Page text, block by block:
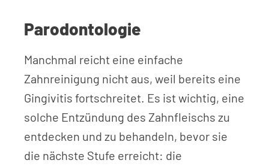
Parodontologie
Manchmal reicht eine einfache
Zahnreinigung nicht aus, weil bereits eine
Gingivitis fortschreitet. Es ist wichtig, eine
solche Entzündung des Zahnfleischs zu
entdecken und zu behandeln, bevor sie
die nächste Stufe erreicht: die